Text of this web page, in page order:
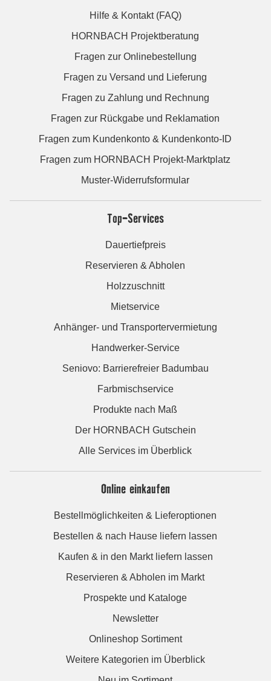
Hilfe & Kontakt (FAQ)
HORNBACH Projektberatung
Fragen zur Onlinebestellung
Fragen zu Versand und Lieferung
Fragen zu Zahlung und Rechnung
Fragen zur Rückgabe und Reklamation
Fragen zum Kundenkonto & Kundenkonto-ID
Fragen zum HORNBACH Projekt-Marktplatz
Muster-Widerrufsformular
Top-Services
Dauertiefpreis
Reservieren & Abholen
Holzzuschnitt
Mietservice
Anhänger- und Transportervermietung
Handwerker-Service
Seniovo: Barrierefreier Badumbau
Farbmischservice
Produkte nach Maß
Der HORNBACH Gutschein
Alle Services im Überblick
Online einkaufen
Bestellmöglichkeiten & Lieferoptionen
Bestellen & nach Hause liefern lassen
Kaufen & in den Markt liefern lassen
Reservieren & Abholen im Markt
Prospekte und Kataloge
Newsletter
Onlineshop Sortiment
Weitere Kategorien im Überblick